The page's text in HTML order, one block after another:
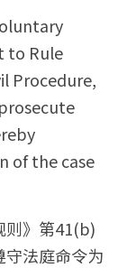
to Rule
Procedure,
of the case
则》第41(b)
法庭命令为